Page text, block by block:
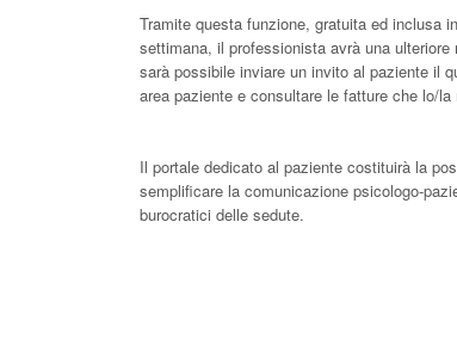
Tramite questa funzione, gratuita ed inclusa
settimana, il professionista avrà una
sarà possibile inviare un invito al paziente il
area paziente e consultare le fatture che lo/la
Il portale dedicato al paziente costituirà la
semplificare la comunicazione psicologo-
burocratici delle sedute.